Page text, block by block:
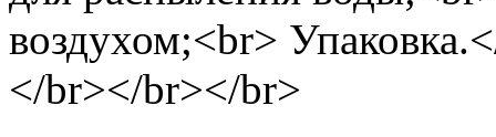
воздухом;<br>
</br></br></br>